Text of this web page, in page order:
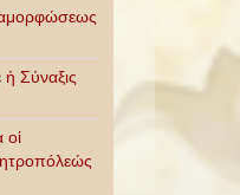
Σύναξις
οἱ